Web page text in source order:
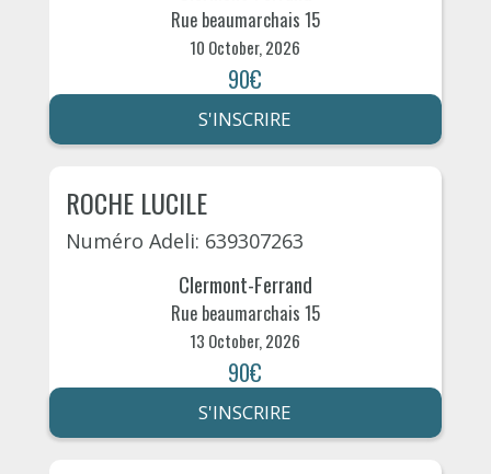
Rue beaumarchais 15
10 October, 2026
90€
S'INSCRIRE
ROCHE LUCILE
Numéro Adeli: 639307263
Clermont-Ferrand
Rue beaumarchais 15
13 October, 2026
90€
S'INSCRIRE